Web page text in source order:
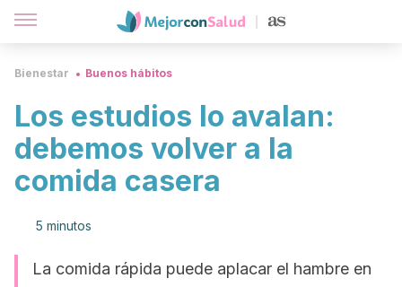
Bienestar Buenos hábitos
Los estudios lo avalan:
debemos volver a la
comida casera
5 minutos
La comida rápida puede aplacar el hambre en